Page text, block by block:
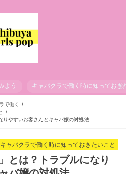
よう キャバクラで働く時に知っておき
で働く
りやすいお客さんとキャバ嬢の対処法
キャバクラで働く時に知っておきたいこと
とは？トラブルになり